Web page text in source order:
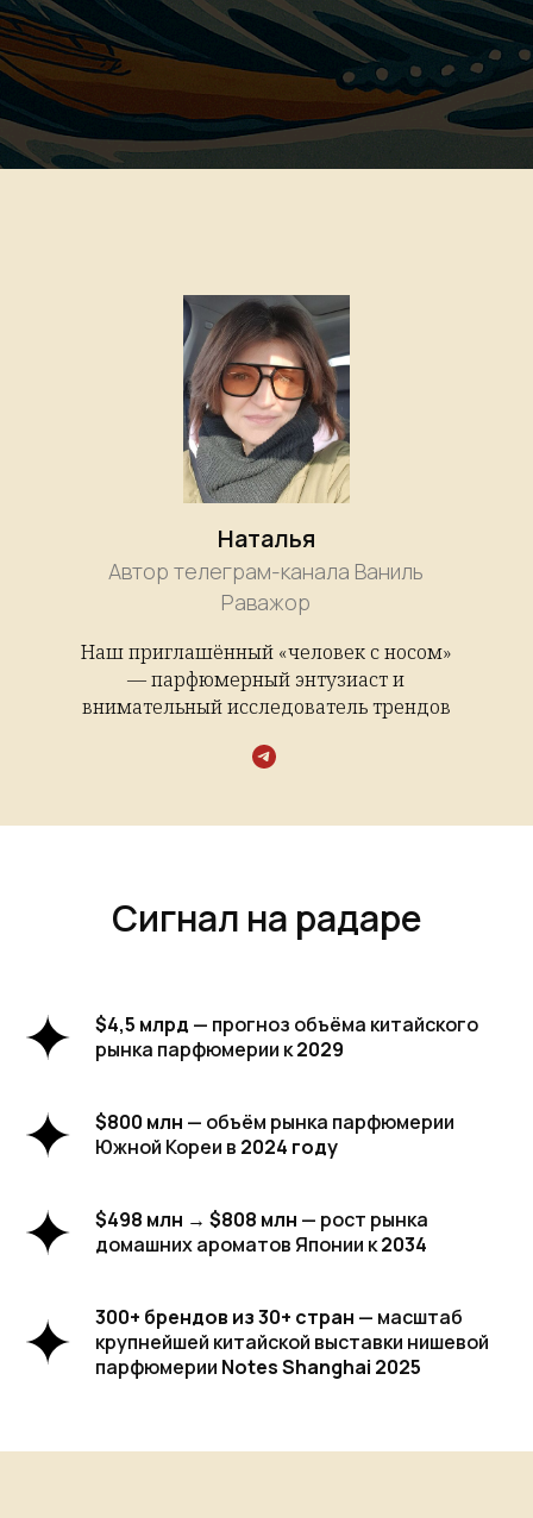
Наталья
Автор телеграм-канала Ваниль
Раважор
Наш приглашённый «человек с носом»
— парфюмерный энтузиаст и
внимательный исследователь трендов
Сигнал на радаре
$4,5 млрд — прогноз объёма китайского
рынка парфюмерии к2029
$800 млн — объём рынка парфюмерии
Южной Кореи в 2024 году
$498 млн → $808 млн — рост рынка
домашних ароматов Японии к2034
300+ брендов из 30+ стран — масштаб
крупнейшей китайской выставки нишевой
парфюмерии Notes Shanghai 2025